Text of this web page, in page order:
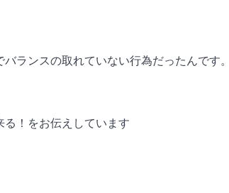
ランスの取れていない行為だったんです。
る！をお伝えしています